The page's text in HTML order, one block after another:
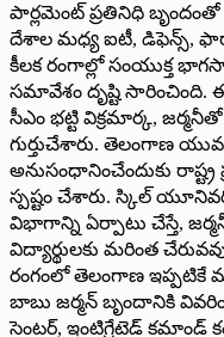
పార్లమెంట్‌ ‌ప్రతినిధి బృందంతో
దేశాల మధ్య ఐటీ, డిఫెన్స్,
కీలక రంగాల్లో సంయుక్త
సమావేశం దృష్టి
సీఎం భట్టి విక్రమార్క,
గుర్తుచేశారు. తెలంగాణ
అనుసంధానించేందుకు రాష్ట్ర
స్పష్టం చేశారు. స్కిల్‌
‌విభాగాన్ని ఏర్పాటు చేస్తే,
విద్యార్థులకు మరింత
రంగంలో తెలంగాణ ఇప్పటికే
‌బాబు జర్మన్‌ ‌బృందానికి
‌సెంటర్‌, ఇం‌టిగ్రేటెడ్‌ ‌కమాండ్‌